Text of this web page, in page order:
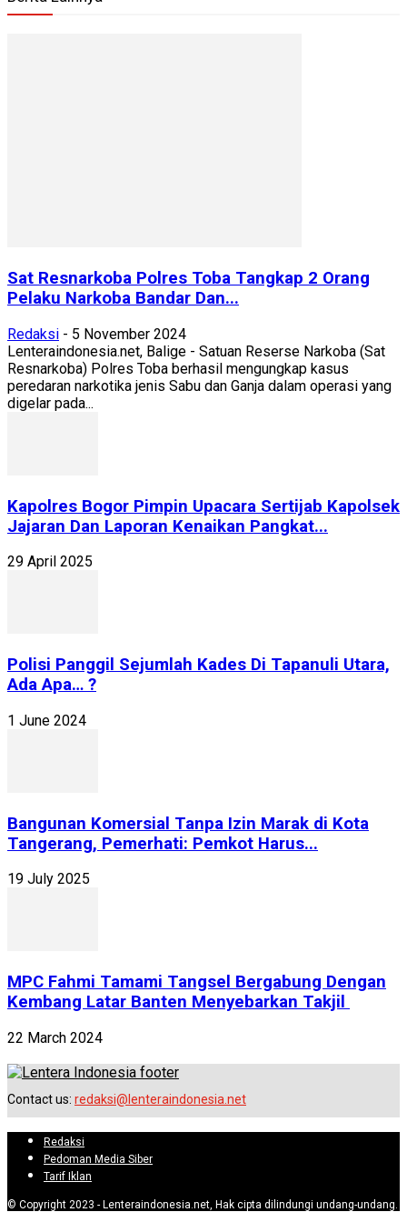
Sat Resnarkoba Polres Toba Tangkap 2 Orang
Pelaku Narkoba Bandar Dan...
Redaksi - 5 November 2024
Lenteraindonesia.net, Balige - Satuan Reserse Narkoba (Sat
Resnarkoba) Polres Toba berhasil mengungkap kasus
peredaran narkotika jenis Sabu dan Ganja dalam operasi yang
digelar pada...
Kapolres Bogor Pimpin Upacara Sertijab Kapolsek
Jajaran Dan Laporan Kenaikan Pangkat...
29 April 2025
Polisi Panggil Sejumlah Kades Di Tapanuli Utara,
Ada Apa… ?
1 June 2024
Bangunan Komersial Tanpa Izin Marak di Kota
Tangerang, Pemerhati: Pemkot Harus...
19 July 2025
MPC Fahmi Tamami Tangsel Bergabung Dengan
Kembang Latar Banten Menyebarkan Takjil
22 March 2024
Contact us: redaksi@lenteraindonesia.net
Redaksi
Pedoman Media Siber
Tarif Iklan
© Copyright 2023 - Lenteraindonesia.net, Hak cipta dilindungi undang-undang.